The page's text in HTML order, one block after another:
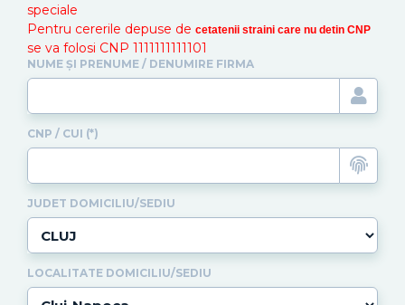
speciale
Pentru cererile depuse de cetatenii straini care nu detin CNP
se va folosi CNP 1111111111101
NUME ȘI PRENUME / DENUMIRE FIRMA
CNP / CUI (*)
JUDET DOMICILIU/SEDIU
LOCALITATE DOMICILIU/SEDIU